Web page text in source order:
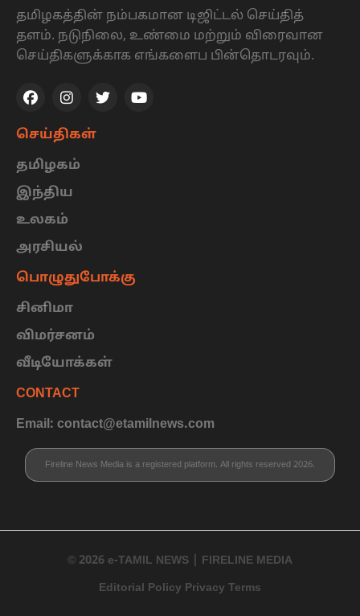
தமிழகத்தின் நம்பகமான டிஜிட்டல் செய்தித்
தளம். நடுநிலை, உண்மை மற்றும் விரைவான
செய்திகளுக்காக எங்களைப பின்தொடரவும்.
செய்திகள்
தமிழகம்
இந்திய
உலகம்
அரசியல்
பொழுதுபோக்கு
சினிமா
விமர்சனம்
வீடியோக்கள்
CONTACT
Email: contact@etamilnews.com
Fireline News Media is a registered platform. All rights reserved 2026.
© 2026 e-TAMIL NEWS | FIRELINE MEDIA
Editorial Policy Privacy Terms